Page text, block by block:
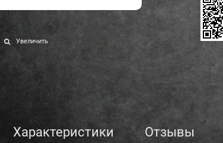
Увеличить
Характеристики Отзывы